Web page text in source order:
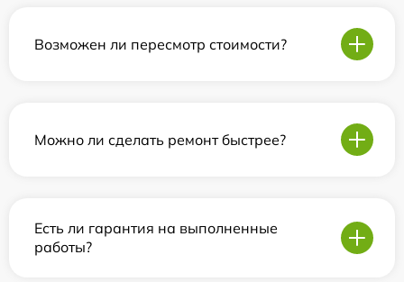
Возможен ли пересмотр стоимости?
Можно ли сделать ремонт быстрее?
Есть ли гарантия на выполненные
работы?